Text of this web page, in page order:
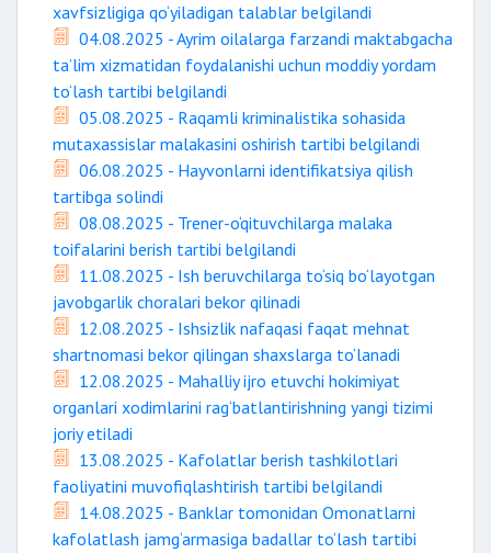
xavfsizligiga qo‘yiladigan talablar belgilandi
04.08.2025 - Ayrim oilalarga farzandi maktabgacha
ta’lim xizmatidan foydalanishi uchun moddiy yordam
to‘lash tartibi belgilandi
05.08.2025 - Raqamli kriminalistika sohasida
mutaxassislar malakasini oshirish tartibi belgilandi
06.08.2025 - Hayvonlarni identifikatsiya qilish
tartibga solindi
08.08.2025 - Trener-o‘qituvchilarga malaka
toifalarini berish tartibi belgilandi
11.08.2025 - Ish beruvchilarga to‘siq bo‘layotgan
javobgarlik choralari bekor qilinadi
12.08.2025 - Ishsizlik nafaqasi faqat mehnat
shartnomasi bekor qilingan shaxslarga to‘lanadi
12.08.2025 - Mahalliy ijro etuvchi hokimiyat
organlari xodimlarini rag‘batlantirishning yangi tizimi
joriy etiladi
13.08.2025 - Kafolatlar berish tashkilotlari
faoliyatini muvofiqlashtirish tartibi belgilandi
14.08.2025 - Banklar tomonidan Omonatlarni
kafolatlash jamg‘armasiga badallar to‘lash tartibi